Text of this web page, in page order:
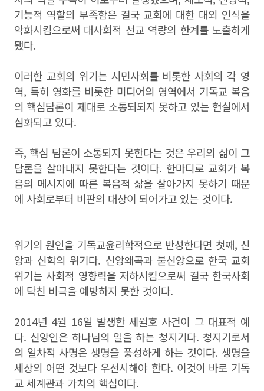
기능적 역할의 부족함은 결국 교회에 대한 대외 인식을
악화시킴으로써 대사회적 선교 역량의 한계를 노출하게
됐다.
이러한 교회의 위기는 시민사회를 비롯한 사회의 각 영
역, 특히 영화를 비롯한 미디어의 영역에서 기독교 복음
의 핵심담론이 제대로 소통되되지 못하고 있는 현실에서
심화되고 있다.
즉, 핵심 담론이 소통되지 못한다는 것은 우리의 삶이 그
담론을 살아내지 못한다는 것이다. 한마디로 교회가 복
음의 메시지에 따른 복음적 삶을 살아가지 못하기 때문
에 사회로부터 비판의 대상이 되어가고 있는 것이다.
위기의 원인을 기독교윤리학적으로 반성한다면 첫째, 신
앙과 신학의 위기다. 신앙왜곡과 불신앙으로 한국 교회
위기는 사회적 영향력을 저하시킴으로써 결국 한국사회
에 닥친 비극을 예방하지 못한 것이다.
2014년 4월 16일 발생한 세월호 사건이 그 대표적 예
다. 신앙인은 하나님의 일을 하는 청지기다. 청지기로서
의 일차적 사명은 생명을 풍성하게 하는 것이다. 생명을
세상의 어떤 것보다 우선시해야 한다. 이것이 바로 기독
교 세계관과 가치의 핵심이다.